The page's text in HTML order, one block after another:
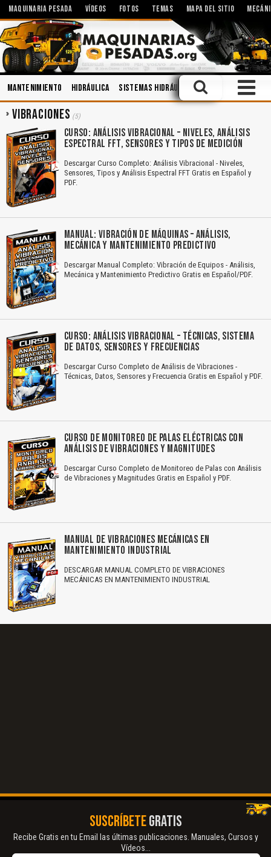
MAQUINARIA PESADA VÍDEOS FOTOS TEMAS MAPA DEL SITIO
Mantenimiento Hidráulica Sistemas Hidráulicos Cucharones
VIBRACIONES (5)
CURSO: ANÁLISIS VIBRACIONAL – NIVELES, ANÁLISIS
ESPECTRAL FFT, SENSORES Y TIPOS DE MEDICIÓN
Descargar Curso Completo: Análisis Vibracional - Niveles,
Sensores, Tipos y Análisis Espectral FFT Gratis en Español y
PDF.
MANUAL: VIBRACIÓN DE MÁQUINAS – ANÁLISIS,
MECÁNICA Y MANTENIMIENTO PREDICTIVO
Descargar Manual Completo: Vibración de Equipos - Análisis,
Mecánica y Mantenimiento Predictivo Gratis en Español/PDF.
CURSO: ANÁLISIS VIBRACIONAL – TÉCNICAS, SISTEMA
DE DATOS, SENSORES Y FRECUENCIAS
Descargar Curso Completo de Análisis de Vibraciones -
Técnicas, Datos, Sensores y Frecuencia Gratis en Español y PDF.
CURSO DE MONITOREO DE PALAS ELÉCTRICAS CON
ANÁLISIS DE VIBRACIONES Y MAGNITUDES
Descargar Curso Completo de Monitoreo de Palas con Análisis
de Vibraciones y Magnitudes Gratis en Español y PDF.
MANUAL DE VIBRACIONES MECÁNICAS EN
MANTENIMIENTO INDUSTRIAL
DESCARGAR MANUAL COMPLETO DE VIBRACIONES
MECÁNICAS EN MANTENIMIENTO INDUSTRIAL
SUSCRÍBETEGRATIS
Recibe Gratis en tu Email las últimas publicaciones. Manuales, Cursos y
Vídeos...